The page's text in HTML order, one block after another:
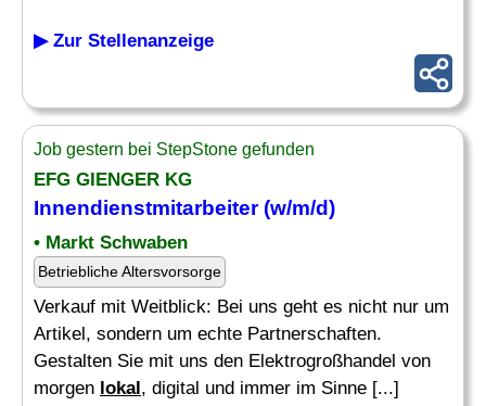
▶ Zur Stellenanzeige
Job gestern bei StepStone gefunden
EFG GIENGER KG
Innendienstmitarbeiter (w/m/d)
• Markt Schwaben
Betriebliche Altersvorsorge
Verkauf mit Weitblick: Bei uns geht es nicht nur um
Artikel, sondern um echte Partnerschaften.
Gestalten Sie mit uns den Elektrogroßhandel von
morgen lokal, digital und immer im Sinne [...]